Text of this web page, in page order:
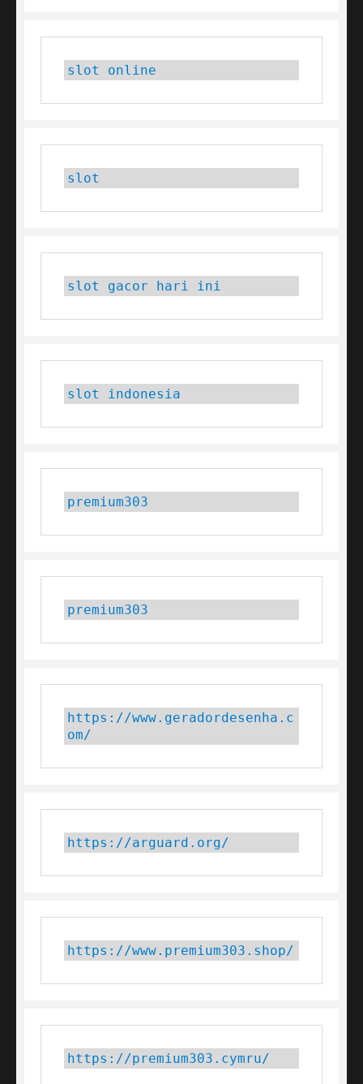
slot online
slot
slot gacor hari ini
slot indonesia
premium303
premium303
https://www.geradordesenha.c
om/
https://arguard.org/
https://www.premium303.shop/
https://premium303.cymru/